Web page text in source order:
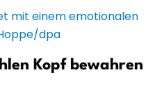
Kopf bewahren